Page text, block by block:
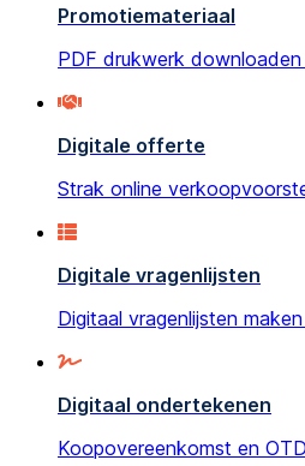
Promotiemateriaal
PDF drukwerk
Digitale offerte
Strak online
Digitale vragenlijsten
Digitaal vragenlijsten
Digitaal ondertekenen
Koopovereenkomst en